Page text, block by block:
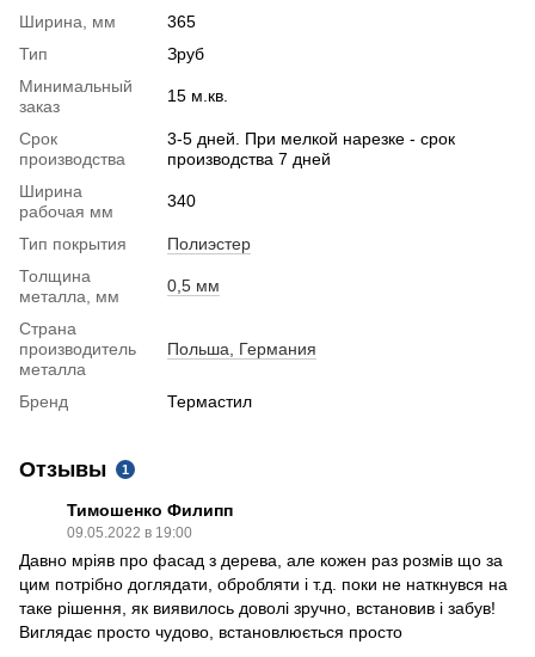
Ширина, мм
365
Тип
Зруб
Минимальный
заказ
15 м.кв.
Срок
производства
3-5 дней. При мелкой нарезке - срок
производства 7 дней
Ширина
рабочая мм
340
Тип покрытия
Полиэстер
Толщина
металла, мм
0,5 мм
Страна
производитель
металла
Польша, Германия
Бренд Термастил
Отзывы 1
Тимошенко Филипп
09.05.2022 в 19:00
Давно мріяв про фасад з дерева, але кожен раз розмів що за
цим потрібно доглядати, обробляти і т.д. поки не наткнувся на
таке рішення, як виявилось доволі зручно, встановив і забув!
Виглядає просто чудово, встановлюється просто